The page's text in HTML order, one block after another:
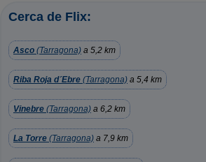
Cerca de Flix:
Asco (Tarragona) a 5,2 km
Riba Roja d´Ebre (Tarragona) a 5,4 km
Vinebre (Tarragona) a 6,2 km
La Torre (Tarragona) a 7,9 km